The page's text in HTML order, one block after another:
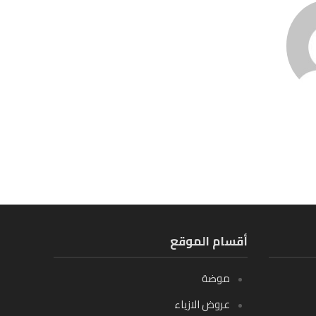
أقسام الموقع
موضة
عروض الازياء